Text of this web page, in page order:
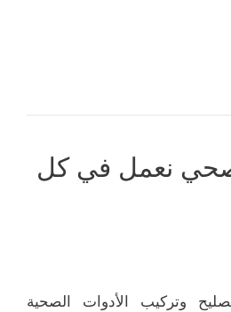
نعمل في كل
وتركيب الأدوات الصحية